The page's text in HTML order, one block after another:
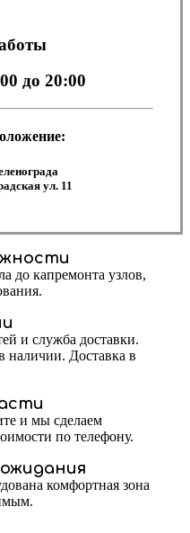
до 20:00
ул. 11
до капремонта узлов,
и служба доставки.
наличии. Доставка в
и мы сделаем
по телефону.
комфортная зона